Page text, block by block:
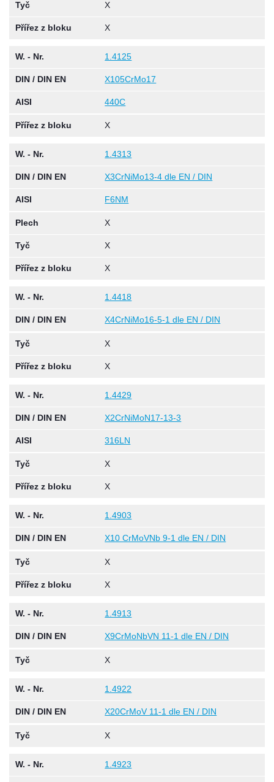
Tyč X
Přířez z bloku X
W. - Nr. 1.4125
DIN / DIN EN X105CrMo17
AISI 440C
Přířez z bloku X
W. - Nr. 1.4313
DIN / DIN EN X3CrNiMo13-4 dle EN / DIN
AISI F6NM
Plech X
Tyč X
Přířez z bloku X
W. - Nr. 1.4418
DIN / DIN EN X4CrNiMo16-5-1 dle EN / DIN
Tyč X
Přířez z bloku X
W. - Nr. 1.4429
DIN / DIN EN X2CrNiMoN17-13-3
AISI 316LN
Tyč X
Přířez z bloku X
W. - Nr. 1.4903
DIN / DIN EN X10 CrMoVNb 9-1 dle EN / DIN
Tyč X
Přířez z bloku X
W. - Nr. 1.4913
DIN / DIN EN X9CrMoNbVN 11-1 dle EN / DIN
Tyč X
W. - Nr. 1.4922
DIN / DIN EN X20CrMoV 11-1 dle EN / DIN
Tyč X
W. - Nr. 1.4923